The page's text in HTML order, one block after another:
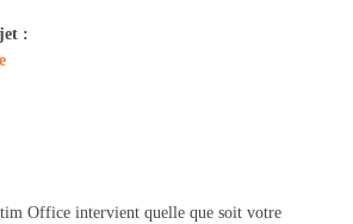
:
Office intervient quelle que soit votre